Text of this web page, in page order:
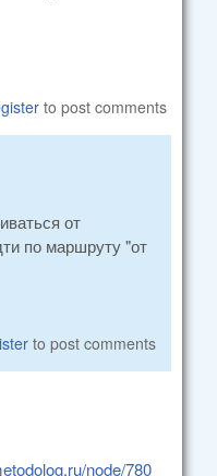
to post comments
от
по маршруту "от
to post comments
node/780